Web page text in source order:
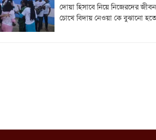
দোয়া হিসাবে নিয়ে নিজেরদের
চোখে বিদায় নেওয়া কে বুঝানো